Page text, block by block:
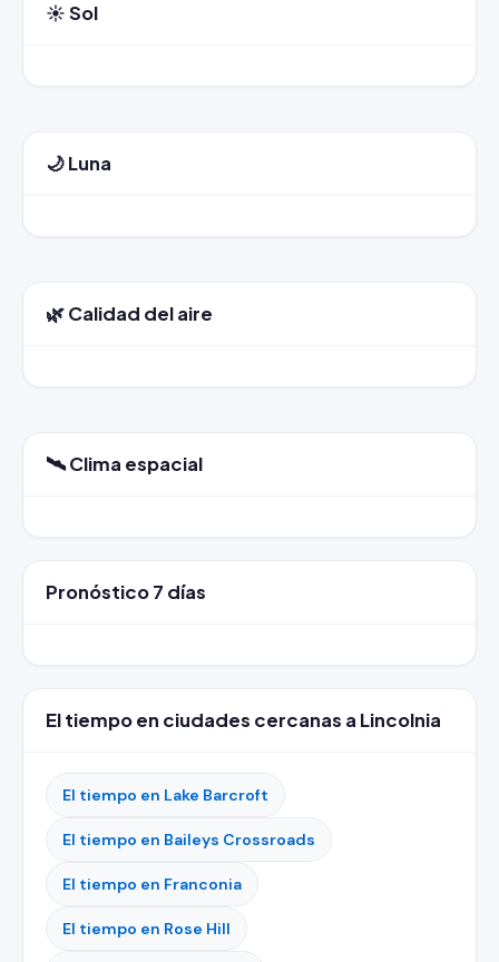
☀️ Sol
🌙 Luna
🌿 Calidad del aire
🛰️ Clima espacial
Pronóstico 7 días
El tiempo en ciudades cercanas a Lincolnia
El tiempo en Lake Barcroft
El tiempo en Baileys Crossroads
El tiempo en Franconia
El tiempo en Rose Hill